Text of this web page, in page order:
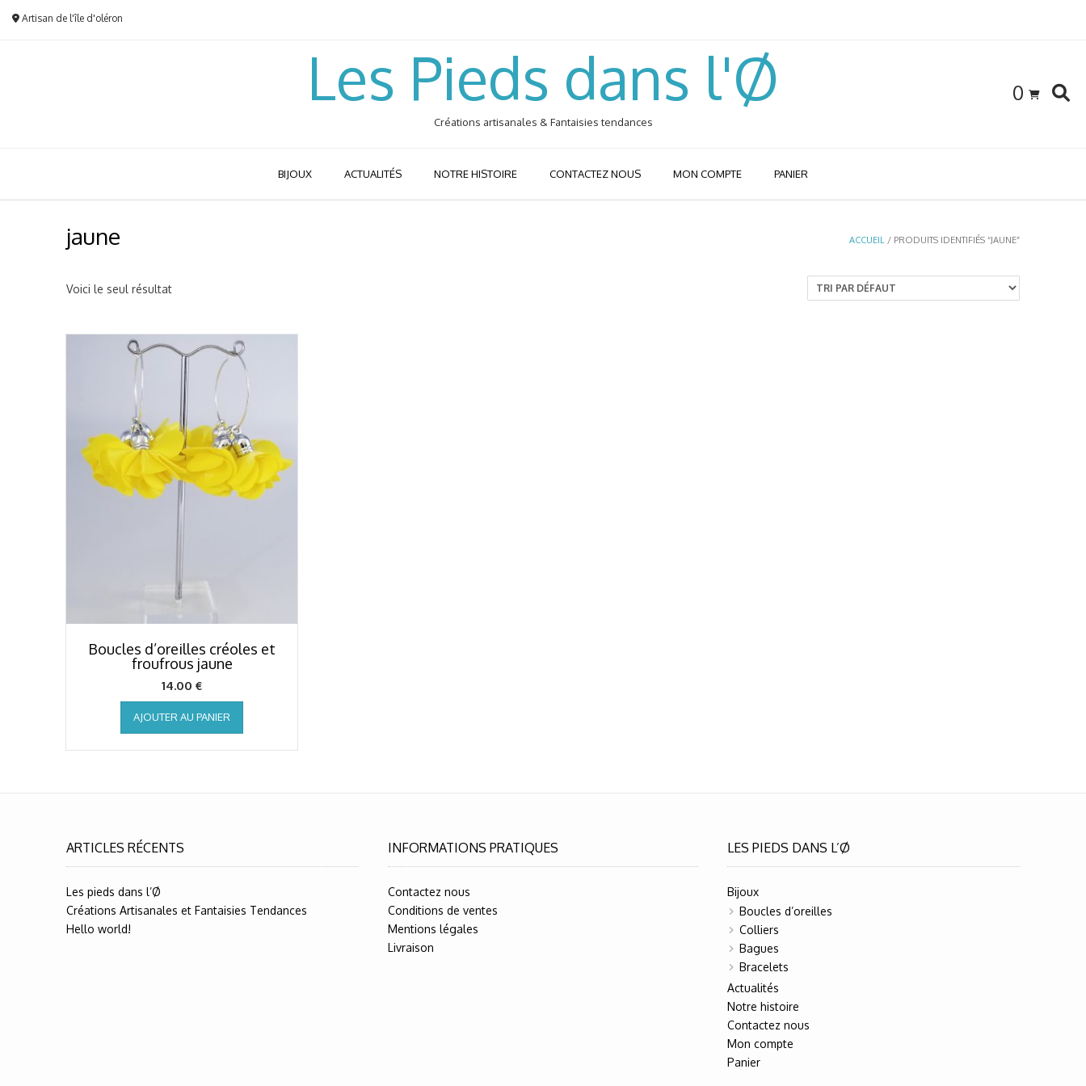
Artisan de l'île d'oléron
Les Pieds dans l'Ø
Créations artisanales & Fantaisies tendances
0
BIJOUX ACTUALITÉS NOTRE HISTOIRE CONTACTEZ NOUS MON COMPTE PANIER
ACCUEIL / PRODUITS IDENTIFIÉS “JAUNE”
jaune
Voici le seul résultat
Boucles d’oreilles créoles et
froufrous jaune
14.00€
AJOUTER AU PANIER
ARTICLES RÉCENTS
Les pieds dans l’Ø
Créations Artisanales et Fantaisies Tendances
Hello world!
INFORMATIONS PRATIQUES
Contactez nous
Conditions de ventes
Mentions légales
Livraison
LES PIEDS DANS L’Ø
Bijoux
Boucles d’oreilles
Colliers
Bagues
Bracelets
Actualités
Notre histoire
Contactez nous
Mon compte
Panier